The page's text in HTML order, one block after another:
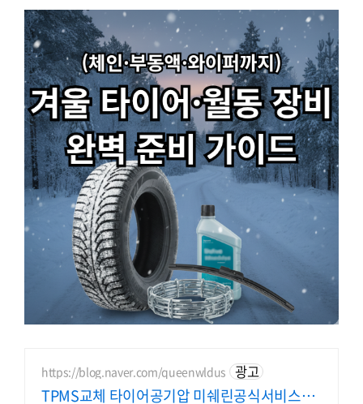
https://blog.naver.com/queenwldus 광고
TPMS교체 타이어공기압 미쉐린공식서비스센